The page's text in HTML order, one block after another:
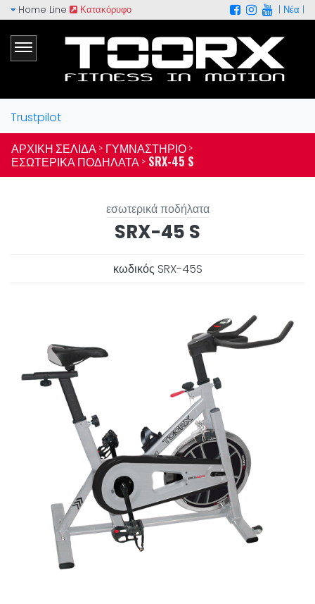
Home Line Κατακόρυφο | Νέα |
Trustpilot
ΑΡΧΙΚΉ ΣΕΛΊΔΑ > ΓΥΜΝΑΣΤΉΡΙΟ >
ΕΣΩΤΕΡΙΚΆ ΠΟΔΉΛΑΤΑ > SRX-45 S
εσωτερικά ποδήλατα
SRX-45 S
κωδικός SRX-45S